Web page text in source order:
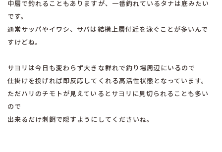
中層で釣れることもありますが、一番釣れているタナは底みたい
です。
通常サッパやイワシ、サバは結構上層付近を泳ぐことが多いんで
すけどね。
サヨリは今日も変わらず大きな群れで釣り場周辺にいるので
仕掛けを投げれば即反応してくれる高活性状態となっています。
ただハリのチモトが見えているとサヨリに見切られることも多い
ので
出来るだけ刺餌で隠すようにしてくださいね。